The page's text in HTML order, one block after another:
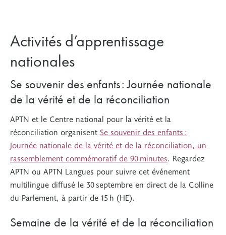
Activités d’apprentissage
nationales
Se souvenir des enfants : Journée nationale
de la vérité et de la réconciliation
APTN et le Centre national pour la vérité et la
réconciliation organisent Se souvenir des enfants :
Journée nationale de la vérité et de la réconciliation, un
rassemblement commémoratif de 90 minutes. Regardez
APTN ou APTN Langues pour suivre cet événement
multilingue diffusé le 30 septembre en direct de la Colline
du Parlement, à partir de 15 h (HE).
Semaine de la vérité et de la réconciliation